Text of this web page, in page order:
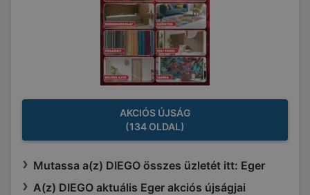
AKCIÓS ÚJSÁG
(134 OLDAL)
Mutassa a(z) DIEGO összes üzletét itt: Eger
A(z) DIEGO aktuális Eger akciós újságjai